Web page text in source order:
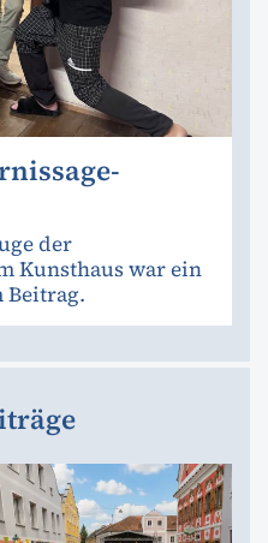
der
Kunsthaus war ein